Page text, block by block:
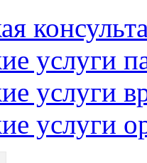
услуги
услуги
услуги